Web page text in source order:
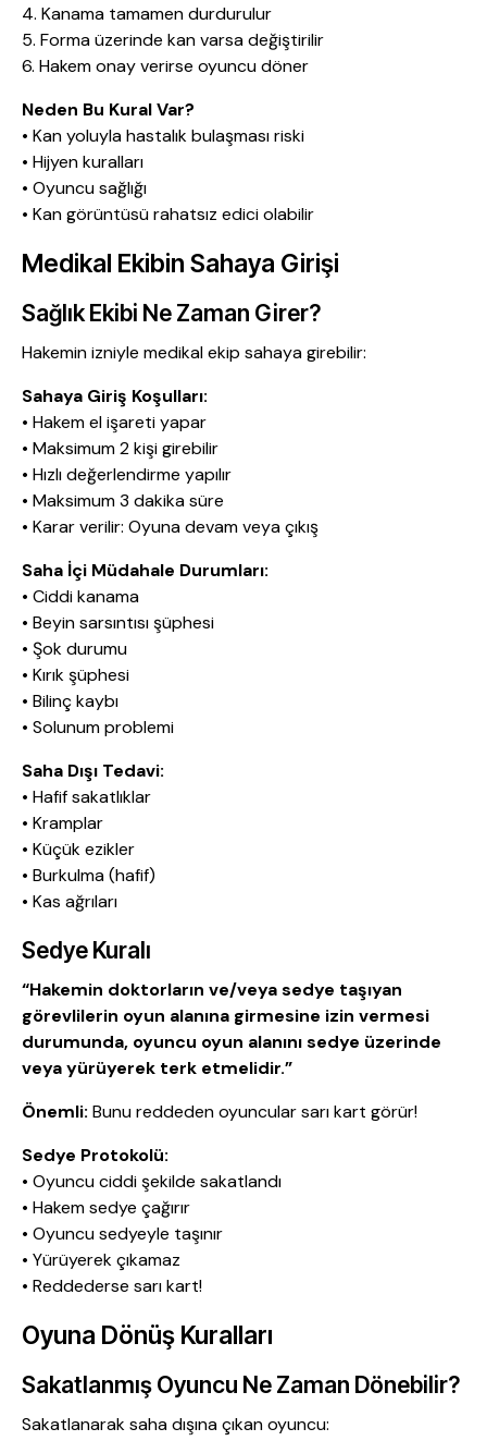
4. Kanama tamamen durdurulur
5. Forma üzerinde kan varsa değiştirilir
6. Hakem onay verirse oyuncu döner
Neden Bu Kural Var?
• Kan yoluyla hastalık bulaşması riski
• Hijyen kuralları
• Oyuncu sağlığı
• Kan görüntüsü rahatsız edici olabilir
Medikal Ekibin Sahaya Girişi
Sağlık Ekibi Ne Zaman Girer?
Hakemin izniyle medikal ekip sahaya girebilir:
Sahaya Giriş Koşulları:
• Hakem el işareti yapar
• Maksimum 2 kişi girebilir
• Hızlı değerlendirme yapılır
• Maksimum 3 dakika süre
• Karar verilir: Oyuna devam veya çıkış
Saha İçi Müdahale Durumları:
• Ciddi kanama
• Beyin sarsıntısı şüphesi
• Şok durumu
• Kırık şüphesi
• Bilinç kaybı
• Solunum problemi
Saha Dışı Tedavi:
• Hafif sakatlıklar
• Kramplar
• Küçük ezikler
• Burkulma (hafif)
• Kas ağrıları
Sedye Kuralı
“Hakemin doktorların ve/veya sedye taşıyan
görevlilerin oyun alanına girmesine izin vermesi
durumunda, oyuncu oyun alanını sedye üzerinde
veya yürüyerek terk etmelidir.”
Önemli: Bunu reddeden oyuncular sarı kart görür!
Sedye Protokolü:
• Oyuncu ciddi şekilde sakatlandı
• Hakem sedye çağırır
• Oyuncu sedyeyle taşınır
• Yürüyerek çıkamaz
• Reddederse sarı kart!
Oyuna Dönüş Kuralları
Sakatlanmış Oyuncu Ne Zaman Dönebilir?
Sakatlanarak saha dışına çıkan oyuncu: